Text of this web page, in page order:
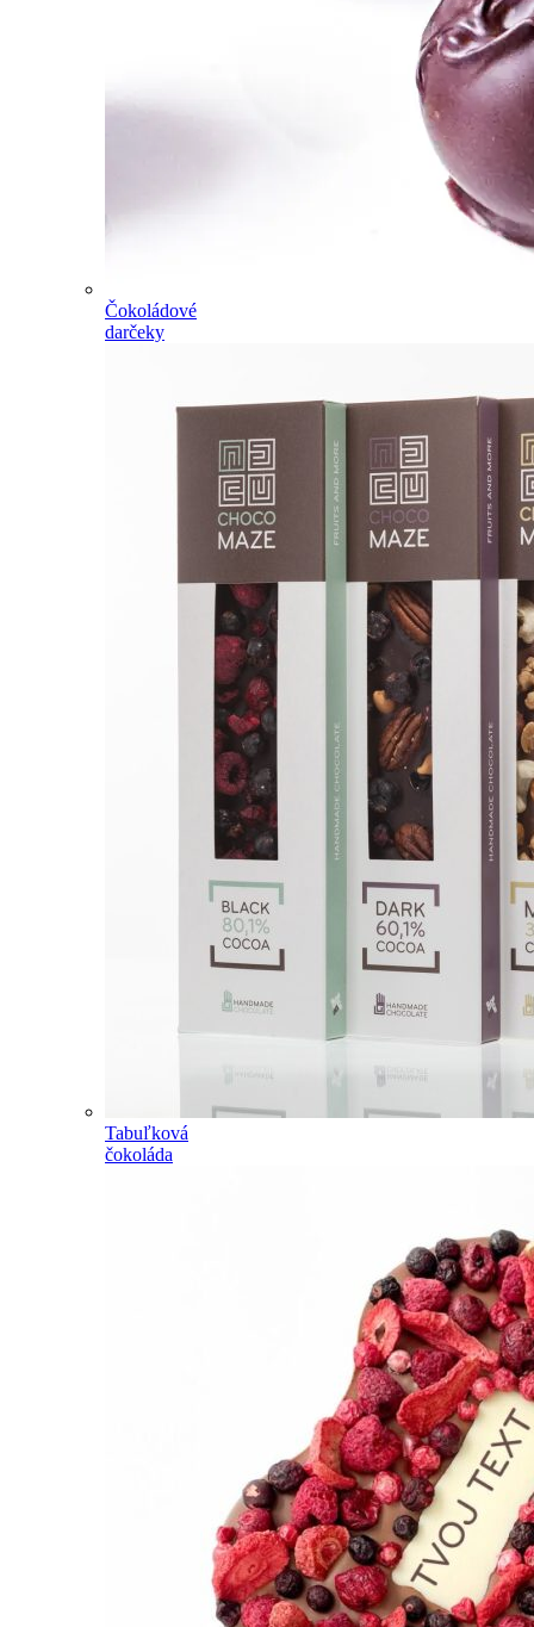
Čokoládové
darčeky
Tabuľková
čokoláda